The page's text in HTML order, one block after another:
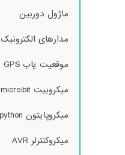
ماژول دوربین
مدارهای الکترونیک
موقعیت یاب GPS
میکروبیت micro:bit
میکروپایتون Micropython
میکروکنترلر AVR